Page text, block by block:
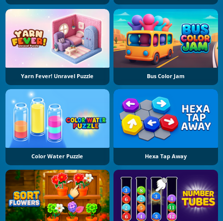
Yarn Fever! Unravel Puzzle Bus Color Jam
Color Water Puzzle Hexa Tap Away